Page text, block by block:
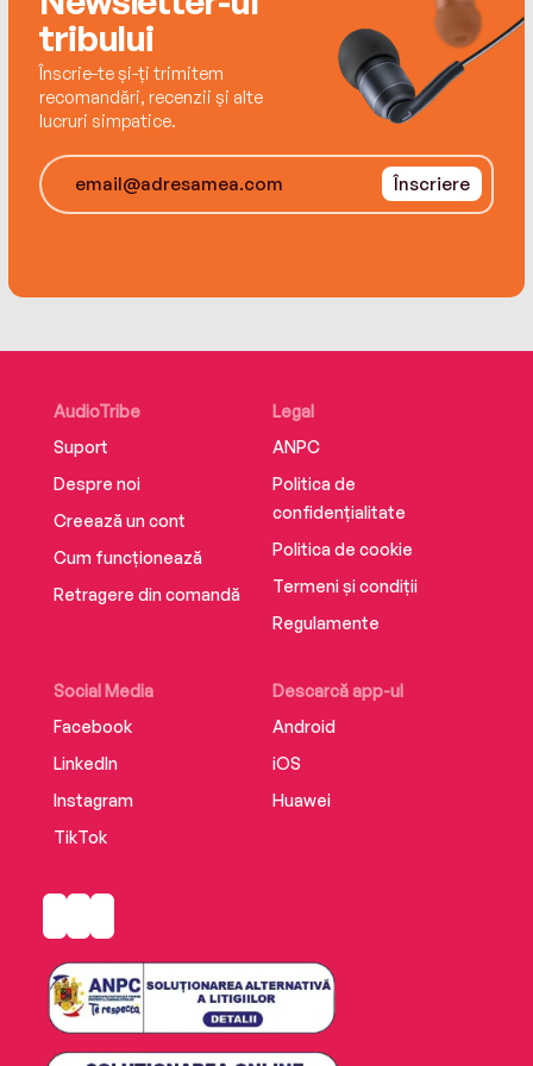
Sweeping and heartrending – the perfect read
for fans of Victoria Hislop and Kate Morton.
tribului
Înscrie-te și-ți trimitem
recomandări, recenzii și alte
lucruri simpatice.
Înscriere
AudioTribe
Suport
Despre noi
Creează un cont
Cum funcționează
Retragere din comandă
Social Media
Facebook
LinkedIn
Instagram
TikTok
Descarcă app-ul
Android
iOS
Huawei
Legal
ANPC
Politica de
confidențialitate
Politica de cookie
Termeni și condiții
Regulamente